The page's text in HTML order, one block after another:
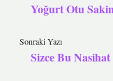
Yoğurt Otu
Sonraki Yazı
Sizce Bu